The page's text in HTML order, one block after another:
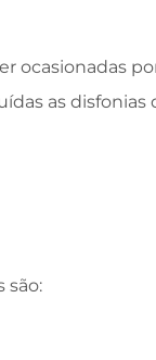
ocasionadas
as disfonias
são: